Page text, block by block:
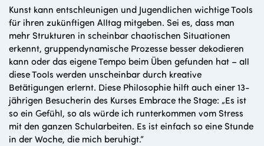
Kunst kann entschleunigen und Jugendlichen wichtige Tools
für ihren zukünftigen Alltag mitgeben. Sei es, dass man
mehr Strukturen in scheinbar chaotischen Situationen
erkennt, gruppendynamische Prozesse besser dekodieren
kann oder das eigene Tempo beim Üben gefunden hat – all
diese Tools werden unscheinbar durch kreative
Betätigungen erlernt. Diese Philosophie hilft auch einer 13-
jährigen Besucherin des Kurses Embrace the Stage: „Es ist
so ein Gefühl, so als würde ich runterkommen vom Stress
mit den ganzen Schularbeiten. Es ist einfach so eine Stunde
in der Woche, die mich beruhigt.“